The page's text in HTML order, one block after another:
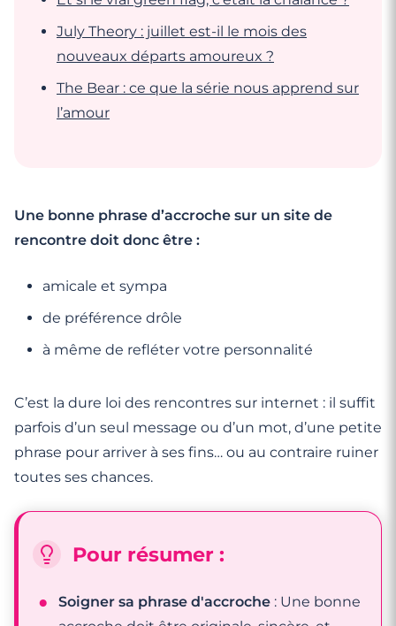
July Theory : juillet est-il le mois des
nouveaux départs amoureux ?
The Bear : ce que la série nous apprend sur
l’amour
Une bonne phrase d’accroche sur un site de
rencontre doit donc être :
amicale et sympa
de préférence drôle
à même de refléter votre personnalité
C’est la dure loi des rencontres sur internet : il suffit
parfois d’un seul message ou d’un mot, d’une petite
phrase pour arriver à ses fins… ou au contraire ruiner
toutes ses chances.
Pour résumer :
Soigner sa phrase d'accroche: Une bonne